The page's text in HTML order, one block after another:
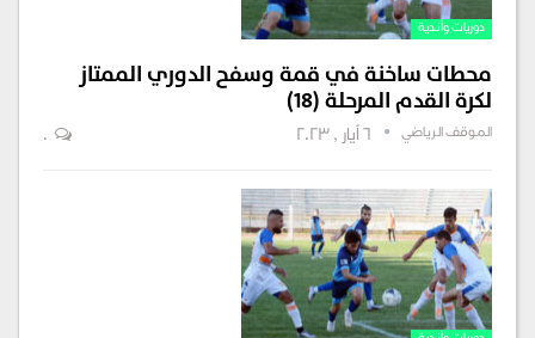
دوريات وأندية
محطات ساخنة في قمة وسفح الدوري الممتاز
لكرة القدم المرحلة (١٨)
الموقف الرياضي 0